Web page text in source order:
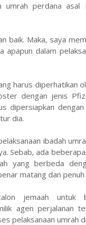
perdana asal
baik. Maka, saya
apapun dalam
harus diperhatikan
dengan jenis
dipersiapkan
dia.
ibadah
Sebab, ada
yang berbeda
matang dan
jemaah untuk
agen perjalanan
pelaksanaan umrah